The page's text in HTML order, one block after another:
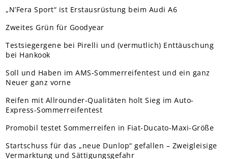
„N’Fera Sport“ ist Erstausrüstung beim Audi A6
Zweites Grün für Goodyear
Testsiegergene bei Pirelli und (vermutlich) Enttäuschung
bei Hankook
Soll und Haben im AMS-Sommerreifentest und ein ganz
Neuer ganz vorne
Reifen mit Allrounder-Qualitäten holt Sieg im Auto-
Express-Sommerreifentest
Promobil testet Sommerreifen in Fiat-Ducato-Maxi-Größe
Startschuss für das „neue Dunlop“ gefallen – Zweigleisige
Vermarktung und Sättigungsgefahr